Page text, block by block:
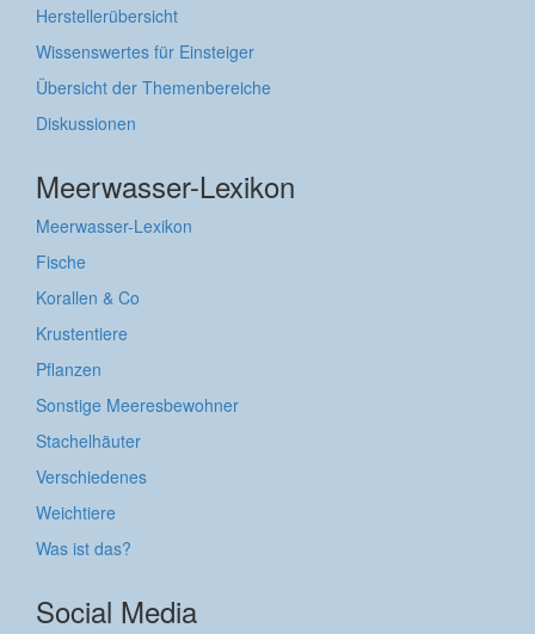
Herstellerübersicht
Wissenswertes für Einsteiger
Übersicht der Themenbereiche
Diskussionen
Meerwasser-Lexikon
Meerwasser-Lexikon
Fische
Korallen & Co
Krustentiere
Pflanzen
Sonstige Meeresbewohner
Stachelhäuter
Verschiedenes
Weichtiere
Was ist das?
Social Media